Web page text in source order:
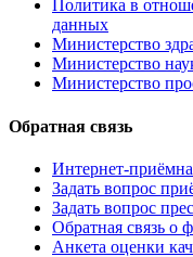
Политика в
данных
Министерство
Министерство
Министерство
Обратная связь
Интернет-
Задать вопрос
Задать вопрос
Обратная связь о
Анкета оценки